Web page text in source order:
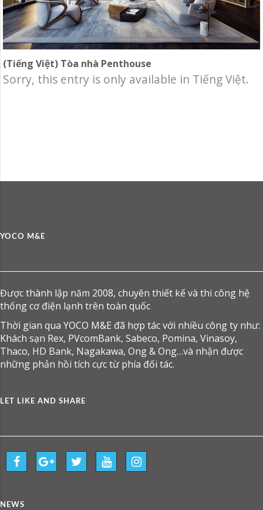
(Tiếng Việt) Tòa nhà Penthouse
Sorry, this entry is only available in Tiếng Việt.
YOCO M&E
Được thành lập năm 2008, chuyên thiết kế và thi công hệ
thống cơ điện lạnh trên toàn quốc
Thời gian qua YOCO M&E đã hợp tác với nhiều công ty như:
Khách sạn Rex, PVcomBank, Sabeco, Pomina, Vinasoy,
Thaco, HD Bank, Nagakawa, Ong & Ong…và nhận được
những phản hồi tích cực từ phía đối tác.
LET LIKE AND SHARE
NEWS